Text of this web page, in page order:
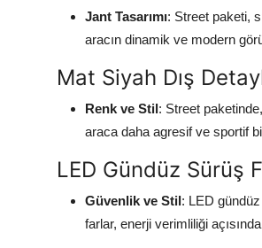
Jant Tasarımı: Street paketi,
aracın dinamik ve modern
Mat Siyah Dış
Renk ve Stil: Street
araca daha agresif ve sportif
LED Gündüz Sürüş
Güvenlik ve Stil: LED
farlar, enerji verimliliği